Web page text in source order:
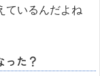
ているんだよね
った？